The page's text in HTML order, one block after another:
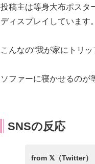
投稿主は等身大布ポスタ
ディスプレイしています。
こんなの“我が家にトリ
ソファーに寝かせるのが
SNSの反応